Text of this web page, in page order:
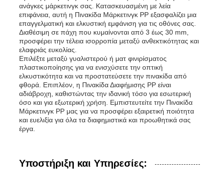
ανάγκες μάρκετινγκ σας. Κατασκευασμένη με λεία
επιφάνεια, αυτή η Πινακίδα Μάρκετινγκ PP εξασφαλίζει μια
επαγγελματική και ελκυστική εμφάνιση για τις οθόνες σας.
Διαθέσιμη σε πάχη που κυμαίνονται από 3 έως 30 mm,
προσφέρει την τέλεια ισορροπία μεταξύ ανθεκτικότητας και
ελαφριάς ευκολίας.
Επιλέξτε μεταξύ γυαλιστερού ή ματ φινιρίσματος
πλαστικοποίησης για να ενισχύσετε την οπτική
ελκυστικότητα και να προστατεύσετε την πινακίδα από
φθορά. Επιπλέον, η Πινακίδα Διαφήμισης PP είναι
αδιάβροχη, καθιστώντας την ιδανική τόσο για εσωτερική
όσο και για εξωτερική χρήση. Εμπιστευτείτε την Πινακίδα
Μάρκετινγκ PP μας για να προσφέρει εξαιρετική ποιότητα
και ευελιξία για όλα τα διαφημιστικά και προωθητικά σας
έργα.
Υποστήριξη και Υπηρεσίες: